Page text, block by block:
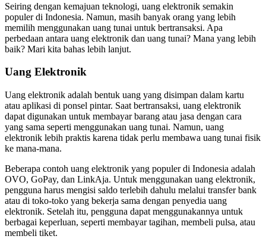
Seiring dengan kemajuan teknologi, uang elektronik semakin
populer di Indonesia. Namun, masih banyak orang yang lebih
memilih menggunakan uang tunai untuk bertransaksi. Apa
perbedaan antara uang elektronik dan uang tunai? Mana yang lebih
baik? Mari kita bahas lebih lanjut.
Uang Elektronik
Uang elektronik adalah bentuk uang yang disimpan dalam kartu
atau aplikasi di ponsel pintar. Saat bertransaksi, uang elektronik
dapat digunakan untuk membayar barang atau jasa dengan cara
yang sama seperti menggunakan uang tunai. Namun, uang
elektronik lebih praktis karena tidak perlu membawa uang tunai fisik
ke mana-mana.
Beberapa contoh uang elektronik yang populer di Indonesia adalah
OVO, GoPay, dan LinkAja. Untuk menggunakan uang elektronik,
pengguna harus mengisi saldo terlebih dahulu melalui transfer bank
atau di toko-toko yang bekerja sama dengan penyedia uang
elektronik. Setelah itu, pengguna dapat menggunakannya untuk
berbagai keperluan, seperti membayar tagihan, membeli pulsa, atau
membeli tiket.